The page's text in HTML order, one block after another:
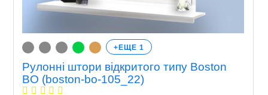
+ЕЩЕ 1
Рулонні штори відкритого типу Boston
BO (boston-bo-105_22)